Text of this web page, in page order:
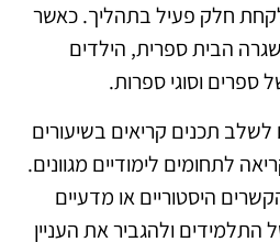
חלק פעיל בתהליך. כאשר
הבית ספרית, הילדים
ספרים וסוגי ספרות.
לשלב תכנים קריאים בשיעורים
לתחומים לימודיים מגוונים.
היסטוריים או מדעיים
ולהגביר את העניין